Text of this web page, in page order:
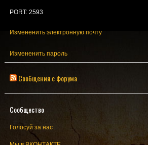
PORT: 2593
Измененить электронную почту
Измененить пароль
Сообщения с форума
Сообщество
Голосуй за нас